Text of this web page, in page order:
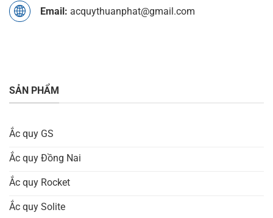
Email: acquythuanphat@gmail.com
SẢN PHẨM
Ắc quy GS
Ắc quy Đồng Nai
Ắc quy Rocket
Ắc quy Solite